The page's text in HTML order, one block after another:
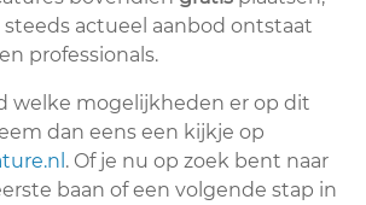
steeds actueel aanbod ontstaat
professionals.
welke mogelijkheden er op dit
dan eens een kijkje op
. Of je nu op zoek bent naar
baan of een volgende stap in